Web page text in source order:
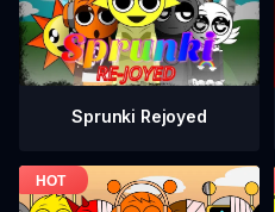
Sprunki Rejoyed